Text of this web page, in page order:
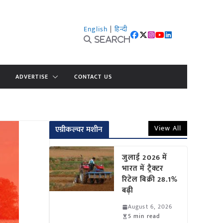
English | हिन्दी
Search
ADVERTISE CONTACT US
एग्रीकल्चर मशीन View All
जुलाई 2026 में
भारत में ट्रैक्टर
रिटेल बिक्री 28.1%
बढ़ी
August 6, 2026
5 min read